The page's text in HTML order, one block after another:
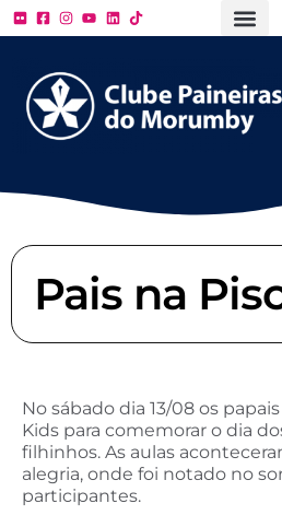
Pais na
No sábado dia 13/08 os
Kids para comemorar o dia
filhinhos. As aulas
alegria, onde foi notado no
participantes.